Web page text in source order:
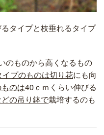
タイプと枝垂れるタイプ
のものから高くなるもの
プのものは切り花にも向
のは40ｃｍくらい伸びる
の吊り鉢で栽培するのも